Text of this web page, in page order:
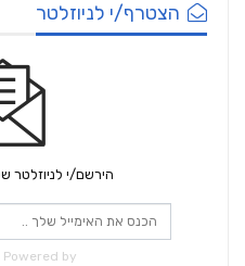
הצטרף/י לניוזלטר
הירשם/י לניוזלטר
Powered by